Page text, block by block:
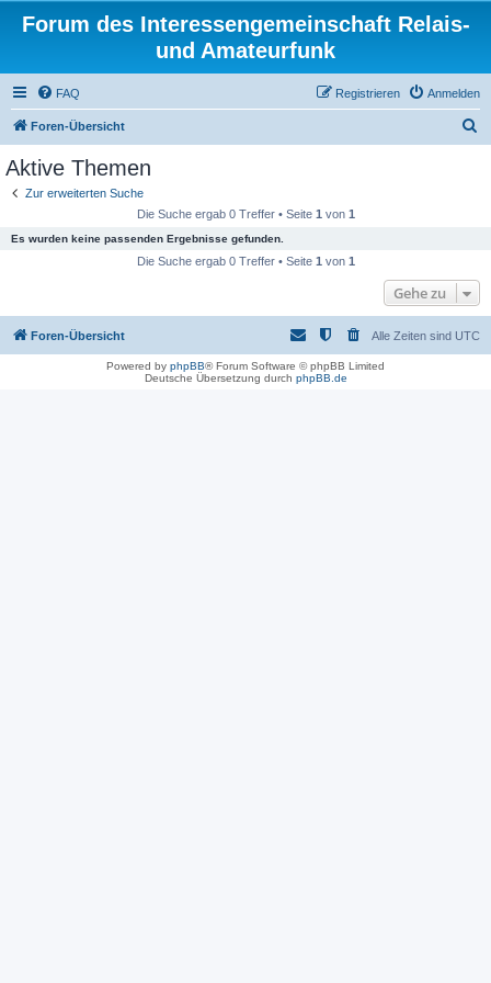
Forum des Interessengemeinschaft Relais-
und Amateurfunk
FAQ Anmelden
Registrieren
Foren-Übersicht
Aktive Themen
Zur erweiterten Suche
Die Suche ergab 0 Treffer • Seite 1 von 1
Es wurden keine passenden Ergebnisse gefunden.
Die Suche ergab 0 Treffer • Seite 1 von 1
Gehe zu
Foren-Übersicht Alle Zeiten sind UTC
Powered by phpBB® Forum Software © phpBB Limited
Deutsche Übersetzung durch phpBB.de